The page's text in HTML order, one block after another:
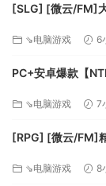
完全符合史实的
实际空中侦察照
在计划、
要想赢得战斗，
出日益严重的战
[SLG] [微云/FM]大鸟妙妙屋/扶她伪娘屋v1.171/FEMBOY FUTA
⇘电脑游戏 6
PC+安卓爆款【
【6.5G】百度/迅
⇘电脑游戏 7
[RPG] [微云/FM]精灵・哥布林共同战线/エルフ・ゴブリン統一戦
⇘电脑游戏 8